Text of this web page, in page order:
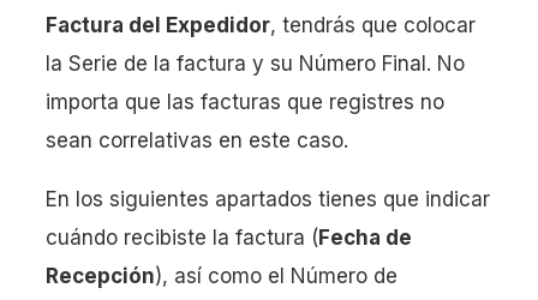
Factura del Expedidor, tendrás que colocar
la Serie de la factura y su Número Final. No
importa que las facturas que registres no
sean correlativas en este caso.
En los siguientes apartados tienes que indicar
cuándo recibiste la factura (Fecha de
Recepción), así como el Número de